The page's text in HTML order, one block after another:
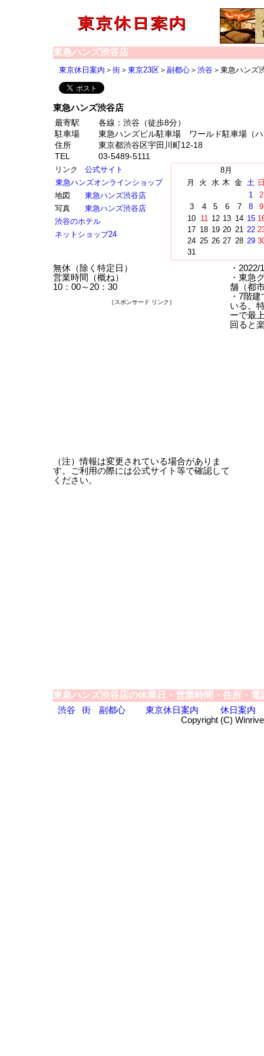
東急ハンズ渋谷店
東京休日案内 ＞ 街 ＞ 東京23区 ＞ 副都心 ＞ 渋谷 ＞東急ハンズ
東急ハンズ渋谷店
最寄駅
各線：渋谷（徒歩8分）
駐車場
東急ハンズビル駐車場 ワールド駐車場（
住所
東京都渋谷区宇田川町12-18
TEL
03-5489-5111
リンク
公式サイト
東急ハンズオンラインショップ
地図
東急ハンズ渋谷店
写真
東急ハンズ渋谷店
渋谷のホテル
ネットショップ24
8月
月
火 水 木 金 土
1
2
3
4 5 6 7 8
9
10 11 12 13 14 15
17 18 19 20 21 22
24 25 26 27 28 29
31
無休（除く特定日）
営業時間（概ね）
10：00～20：30
［スポンサード リンク］
（注）情報は変更されている場合がありま
す。ご利用の際には公式サイト等で確認して
ください。
・
・東急
舗（都
・7階
いる。
ーで最
回ると
東急ハンズ渋谷店の休業日・営業時間・住所・
渋谷
街 副都心 東京休日案内
休日案内
Copyright (C)